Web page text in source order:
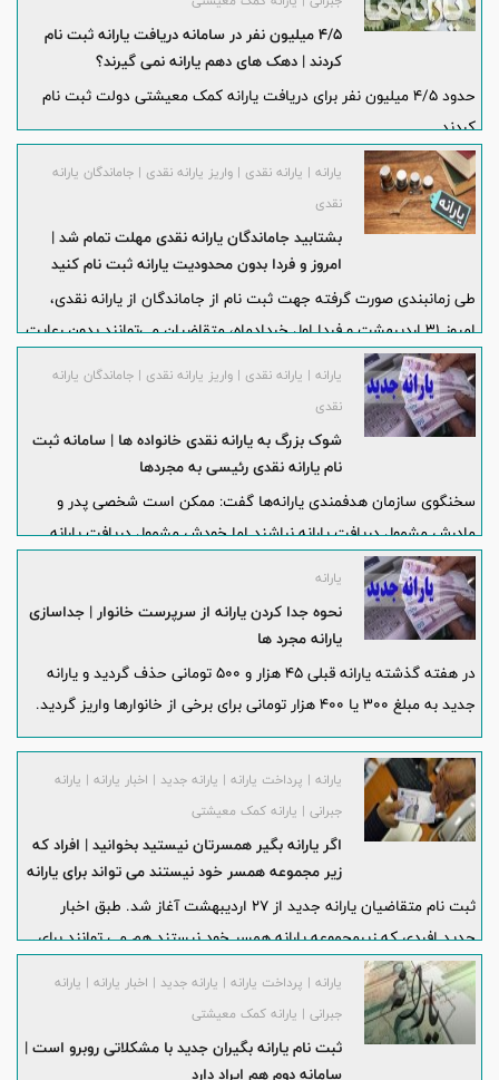
4/5 میلیون نفر در سامانه دریافت یارانه ثبت نام
کردند | دهک های دهم یارانه نمی گیرند؟
حدود 4/5 میلیون نفر برای دریافت یارانه کمک معیشتی دولت ثبت نام
کردند.
یارانه | یارانه نقدی | واریز یارانه نقدی | جاماندگان یارانه
نقدی
بشتابید جاماندگان یارانه نقدی مهلت تمام شد |
امروز و فردا بدون محدودیت یارانه ثبت نام کنید
طی زمانبندی صورت گرفته جهت ثبت نام از جاماندگان از یارانه نقدی،
امروز ۳۱ اردیبهشت و فردا اول خردادماه، متقاضیان می‌توانند بدون رعایت
شماره آخر کد ملی برای ثبت نام اقدام کنند. با اتمام این دو روز، اگر
همچنان کسانی از ثبت نام جامانده باشند، باید منتظر باشند تا سازمان
هدفمندی یارانه‌ها زمان دیگری را مشخص و اعلام کند.
یارانه | یارانه نقدی | واریز یارانه نقدی | جاماندگان یارانه
نقدی
شوک بزرگ به یارانه نقدی خانواده ها | سامانه ثبت
نام یارانه نقدی رئیسی به مجردها
سخنگوی سازمان هدفمندی یارانه‌ها گفت: ممکن است شخصی پدر و
مادرش مشمول دریافت یارانه نباشند اما خودش مشمول دریافت یارانه
شود.
یارانه
نحوه جدا کردن یارانه از سرپرست خانوار | جداسازی
یارانه مجرد ها
در هفته گذشته یارانه قبلی 45 هزار و 500 تومانی حذف گردید و یارانه
جدید به مبلغ 300 یا 400 هزار تومانی برای برخی از خانوارها واریز گردید.
یارانه | پرداخت یارانه | یارانه جدید | اخبار یارانه | یارانه
جبرانی | یارانه کمک معیشتی
اگر یارانه بگیر همسرتان نیستید بخوانید | افراد که
زیر مجموعه همسر خود نیستند می تواند برای یارانه
ثبت نام کنند ثبت نام متقاضیان یارانه جدید از 27 اردیبهشت آغاز شد. طبق اخبار
جدید افردی که زیرمجموعه یارانه همسر خود نیستند هم می توانند برای
دریافت یارانه ثبت نام کنند.یارانه | پرداخت یارانه | یارانه جدید | اخبار یارانه | یارانه
جبرانی | یارانه کمک معیشتی
ثبت نام یارانه بگیران جدید با مشکلاتی روبرو است |
سامانه دوم هم ایراد دارد